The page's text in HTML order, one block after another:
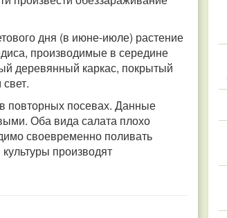
дня (в июне-июле) растение
производимые в середине
деревянный каркас, покрытый
повторных посевах. Данные
Оба вида салата плохо
своевременно поливать
производят